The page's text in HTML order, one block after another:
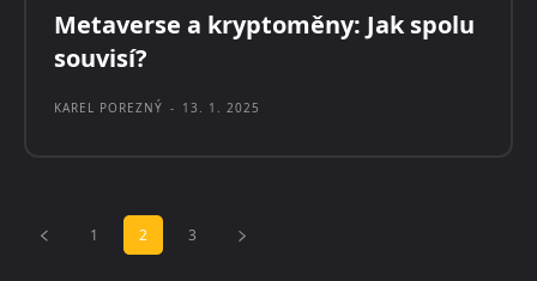
Metaverse a kryptoměny: Jak spolu
souvisí?
KAREL POREZNÝ - 13. 1. 2025
1 2 3